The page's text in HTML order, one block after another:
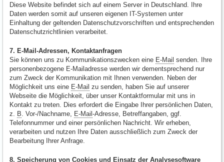
Diese Website befindet sich auf einem Server in Deutschland. Ihre
Daten werden somit auf unseren eigenen IT-Systemen unter
Einhaltung der geltenden Datenschutzvorschriften und entsprechenden
Datenschutzrichtlinien verarbeitet.
7. E-Mail-Adressen, Kontaktanfragen
Sie können uns zu Kommunikationszwecken eine E-Mail senden. Ihre
personenbezogene E-Mailadresse werden wir dementsprechend nur
zum Zweck der Kommunikation mit Ihnen verwenden. Neben der
Möglichkeit uns eine E-Mail zu senden, haben Sie auf unserer
Webseite die Möglichkeit, über unser Kontaktformular mit uns in
Kontakt zu treten. Dies erfordert die Eingabe Ihrer persönlichen Daten,
z. B . Vor-/Nachname, E-Mail-Adresse, Betreffangaben, ggf.
Telefonnummer und einer persönlichen Nachricht. Wir erheben,
verarbeiten und nutzen Ihre Daten ausschließlich zum Zweck der
Bearbeitung Ihrer Anfrage.
8. Speicherung von Cookies und Einsatz der Analysesoftware